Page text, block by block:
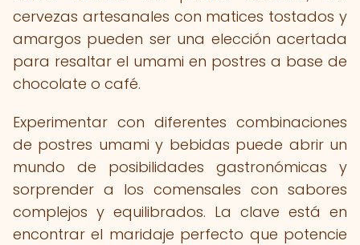
cervezas artesanales con matices tostados y
amargos pueden ser una elección acertada
para resaltar el umami en postres a base de
chocolate o café.
Experimentar con diferentes combinaciones
de postres umami y bebidas puede abrir un
mundo de posibilidades gastronómicas y
sorprender a los comensales con sabores
complejos y equilibrados. La clave está en
encontrar el maridaje perfecto que potencie